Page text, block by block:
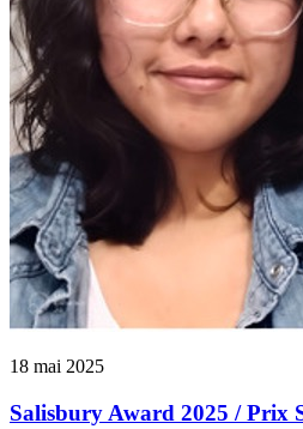
18 mai 2025
Salisbury Award 2025 / Prix